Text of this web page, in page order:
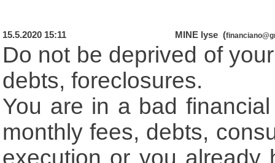
15.5.2020 15:11 MINE lyse (
Do not be deprived of
debts, foreclosures.
You are in a bad
monthly fees, debts,
execution or you already